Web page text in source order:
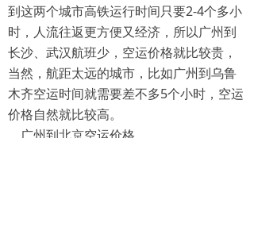
到这两个城市高铁运行时间只要2-4个多小
时，人流往返更方便又经济，所以广州到
长沙、武汉航班少，空运价格就比较贵，
当然，航距太远的城市，比如广州到乌鲁
木齐空运时间就需要差不多5个小时，空运
价格自然就比较高。
广州到北京空运价格，